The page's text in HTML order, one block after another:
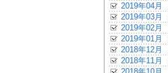
2019年04月
2019年03月
2019年02月
2019年01月
2018年12月
2018年11月